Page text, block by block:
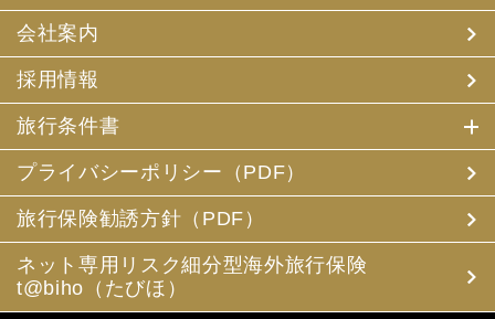
会社案内
採用情報
旅行条件書
プライバシーポリシー（PDF）
旅行保険勧誘方針（PDF）
ネット専用リスク細分型海外旅行保険
t@biho（たびほ）